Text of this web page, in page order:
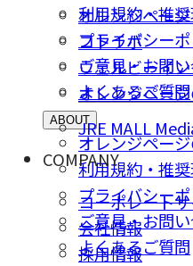
オレンジペー
コトラボ
ウェルビーイ
オレンジペー
JRE MALL
利用規約・推
プライバシー
ご意⾒・お問
よくあるご質問
ABOUT
オレンジペー
利用規約・推
プライバシー
ご意⾒・お問
よくあるご質問
COMPANY
コーポレート
会社情報
採⽤情報